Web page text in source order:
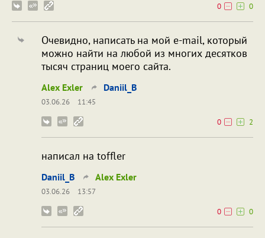
0
0
Очевидно, написать на мой e-mail, который
можно найти на любой из многих десятков
тысяч страниц моего сайта.
Alex Exler Daniil_B
03.06.26
11:45
0
2
написал на toffler
Daniil_B Alex Exler
03.06.26
13:57
0
0